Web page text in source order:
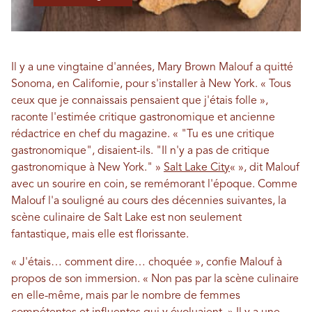
Il y a une vingtaine d'années, Mary Brown Malouf a quitté
Sonoma, en Californie, pour s'installer à New York. « Tous
ceux que je connaissais pensaient que j'étais folle »,
raconte l'estimée critique gastronomique et ancienne
rédactrice en chef du magazine. « "Tu es une critique
gastronomique", disaient-ils. "Il n'y a pas de critique
gastronomique à New York." » Salt Lake City« », dit Malouf
avec un sourire en coin, se remémorant l'époque. Comme
Malouf l'a souligné au cours des décennies suivantes, la
scène culinaire de Salt Lake est non seulement
fantastique, mais elle est florissante.
« J'étais… comment dire… choquée », confie Malouf à
propos de son immersion. « Non pas par la scène culinaire
en elle-même, mais par le nombre de femmes